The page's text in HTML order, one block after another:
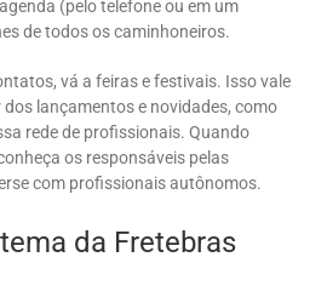
(pelo telefone ou em um
de todos os caminhoneiros.
vá a feiras e festivais. Isso vale
lançamentos e novidades, como
rede de profissionais. Quando
os responsáveis pelas
com profissionais autônomos.
da Fretebras